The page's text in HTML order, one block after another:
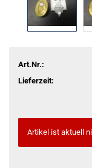
Art.Nr.:
Lieferzeit:
Artikel ist aktuell